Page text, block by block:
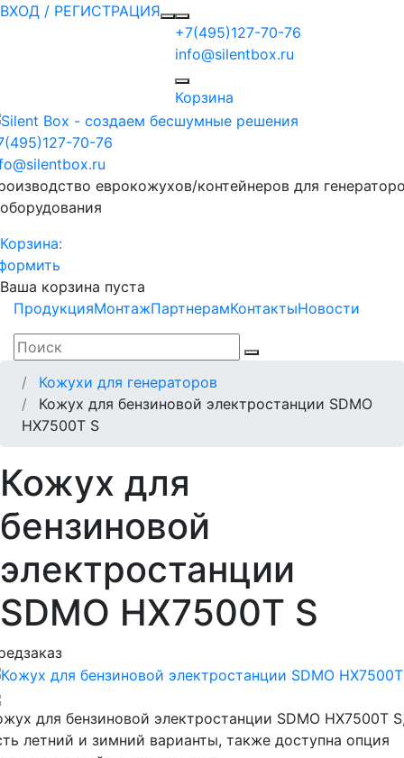
ВХОД / РЕГИСТРАЦИЯ
+7(495)127-70-76
info@silentbox.ru
Корзина
70-76
еврокожухов/контейнеров для
Корзина:
Ваша корзина пуста
ПродукцияМонтажПартнерамКонтактыНовости
Кожухи для генераторов
Кожух для бензиновой электростанции SDMO
HX7500T S
Кожух для
бензиновой
электростанции
SDMO HX7500T S
для бензиновой электростанции SDMO HX7500T
летний и зимний варианты, также доступна опция